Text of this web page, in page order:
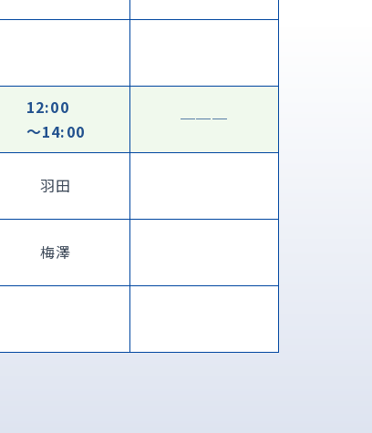
12:00
〜14:00
───
羽田
梅澤